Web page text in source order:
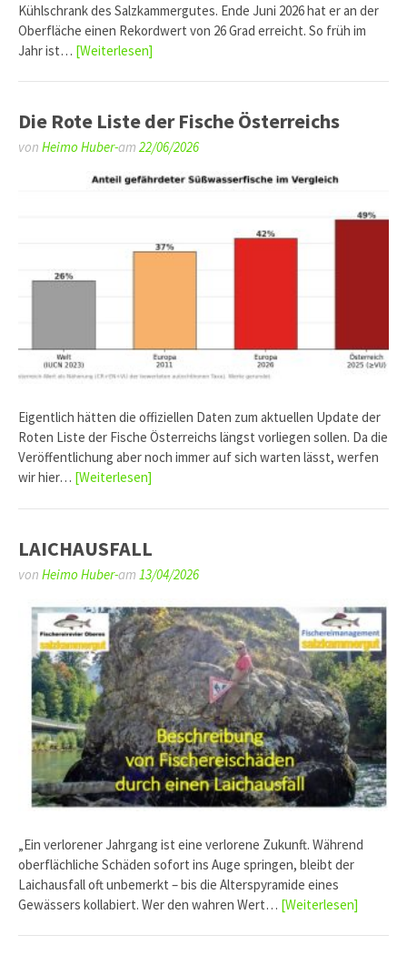
Kühlschrank des Salzkammergutes. Ende Juni 2026 hat er an der
Oberfläche einen Rekordwert von 26 Grad erreicht. So früh im
Jahr ist… [Weiterlesen]
Die Rote Liste der Fische Österreichs
von Heimo Huber-am 22/06/2026
Eigentlich hätten die offiziellen Daten zum aktuellen Update der
Roten Liste der Fische Österreichs längst vorliegen sollen. Da die
Veröffentlichung aber noch immer auf sich warten lässt, werfen
wir hier… [Weiterlesen]
LAICHAUSFALL
von Heimo Huber-am 13/04/2026
„Ein verlorener Jahrgang ist eine verlorene Zukunft. Während
oberflächliche Schäden sofort ins Auge springen, bleibt der
Laichausfall oft unbemerkt – bis die Alterspyramide eines
Gewässers kollabiert. Wer den wahren Wert… [Weiterlesen]